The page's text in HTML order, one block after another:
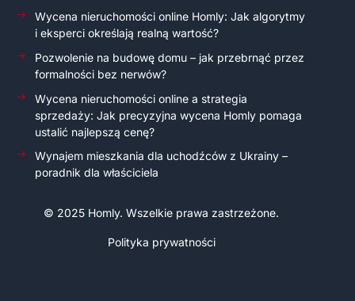
Wycena nieruchomości online Homly: Jak algorytmy
i eksperci określają realną wartość?
Pozwolenie na budowę domu – jak przebrnąć przez
formalności bez nerwów?
Wycena nieruchomości online a strategia
sprzedaży: Jak precyzyjna wycena Homly pomaga
ustalić najlepszą cenę?
Wynajem mieszkania dla uchodźców z Ukrainy –
poradnik dla właściciela
© 2025 Homly. Wszelkie prawa zastrzeżone.
Polityka prywatności